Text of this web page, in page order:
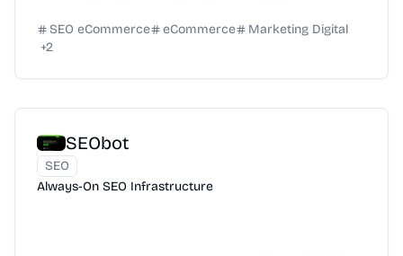
SEO eCommerce eCommerce
Marketing Digital
+2
SEObot
SEO
Always-On SEO Infrastructure